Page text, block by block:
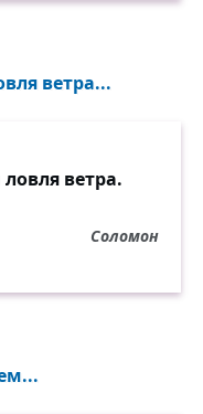
ветра...
ловля ветра.
Соломон